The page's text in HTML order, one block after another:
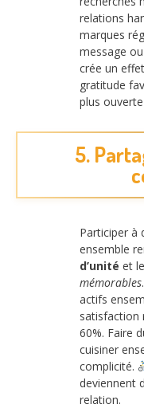
relations
marques
message
crée un
gratitude
plus
5.
Participer à
ensemble
d’unité et
mémorables
actifs
satisfaction
60%. Faire
cuisiner
complicité.
deviennent
relation.